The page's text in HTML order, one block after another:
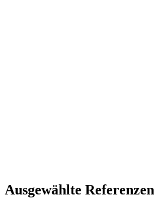
Ausgewählte Referenzen